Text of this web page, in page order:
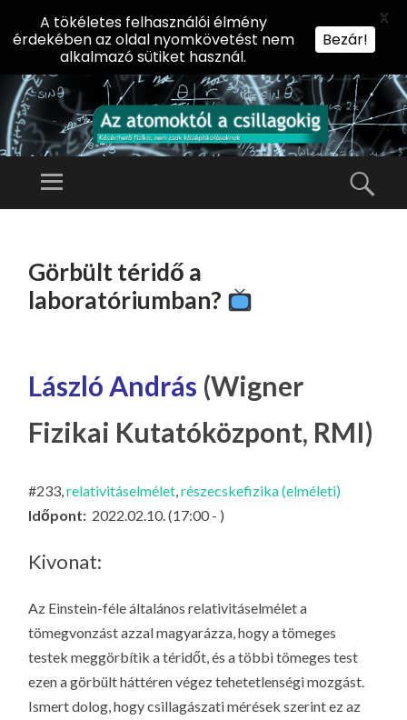
AZ
Ó
CS
IL
LA
G
KI
Előadássorozat
Menü
TARTALOMHOZ
Görbült téridő a
laboratóriumban?
László András (Wigner
Fizikai Kutatóközpont, RMI)
#233,relativitáselmélet,részecskefizika (elméleti)
Időpont: 2022.02.10. (17:00 - )
Kivonat:
Az Einstein-féle általános relativitáselmélet a
tömegvonzást azzal magyarázza, hogy a tömeges
testek meggörbítik a téridőt, és a többi tömeges test
ezen a görbült háttéren végez tehetetlenségi mozgást.
Ismert dolog, hogy csillagászati mérések szerint ez az
A tökéletes felhasználói élmény
érdekében az oldal nyomkövetést nem
alkalmazó sütiket használ.
Bezár!
X